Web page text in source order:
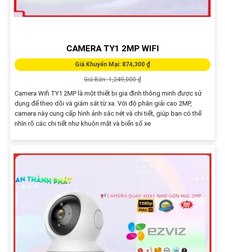
CAMERA TY1 2MP WIFI
Giá Khuyến Mại: 874,300 ₫
Giá Bán: 1,249,000 ₫
Camera Wifi TY1 2MP là một thiết bị gia đình thông minh được sử
dụng để theo dõi và giám sát từ xa. Với độ phân giải cao 2MP,
camera này cung cấp hình ảnh sắc nét và chi tiết, giúp bạn có thể
nhìn rõ các chi tiết như khuôn mặt và biển số xe